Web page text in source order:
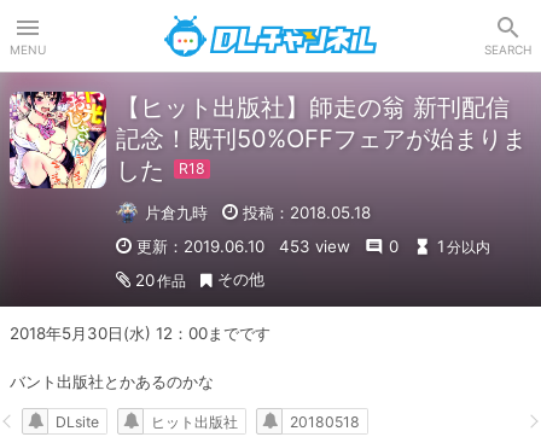
MENU SEARCH
【ヒット出版社】師走の翁 新刊配信
記念！既刊50%OFFフェアが始まりま
した
片倉九時
投稿：2018.05.18
更新：2019.06.10
453 view 0 1 分以内
20作品 その他
2018年5月30日(水) 12：00までです
バント出版社とかあるのかな
DLsite ヒット出版社 20180518